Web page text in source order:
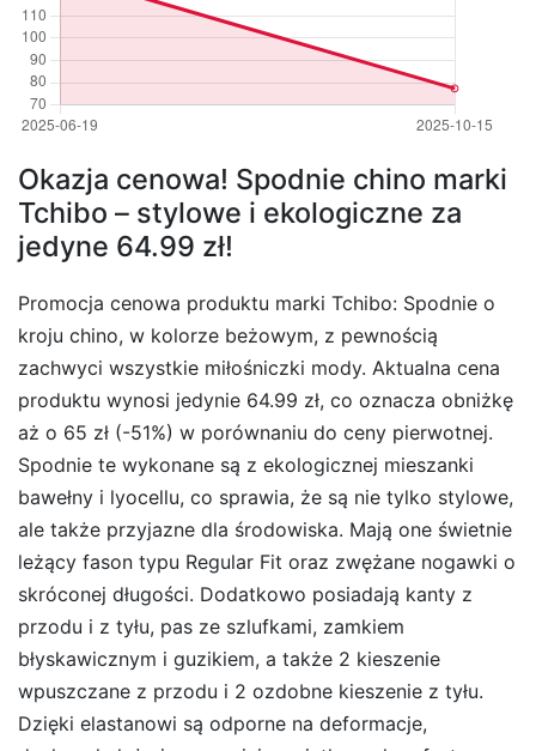
Okazja cenowa! Spodnie chino marki
Tchibo – stylowe i ekologiczne za
jedyne 64.99 zł!
Promocja cenowa produktu marki Tchibo: Spodnie o
kroju chino, w kolorze beżowym, z pewnością
zachwyci wszystkie miłośniczki mody. Aktualna cena
produktu wynosi jedynie 64.99 zł, co oznacza obniżkę
aż o 65 zł (-51%) w porównaniu do ceny pierwotnej.
Spodnie te wykonane są z ekologicznej mieszanki
bawełny i lyocellu, co sprawia, że są nie tylko stylowe,
ale także przyjazne dla środowiska. Mają one świetnie
leżący fason typu Regular Fit oraz zwężane nogawki o
skróconej długości. Dodatkowo posiadają kanty z
przodu i z tyłu, pas ze szlufkami, zamkiem
błyskawicznym i guzikiem, a także 2 kieszenie
wpuszczane z przodu i 2 ozdobne kieszenie z tyłu.
Dzięki elastanowi są odporne na deformacje,